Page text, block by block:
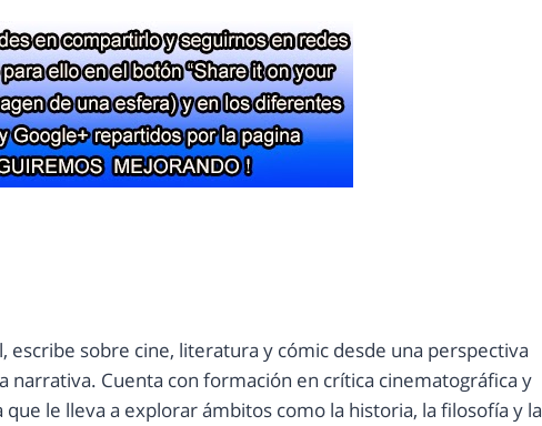
escribe sobre cine, literatura y cómic desde una perspectiva
narrativa. Cuenta con formación en crítica cinematográfica y
le lleva a explorar ámbitos como la historia, la filosofía y la